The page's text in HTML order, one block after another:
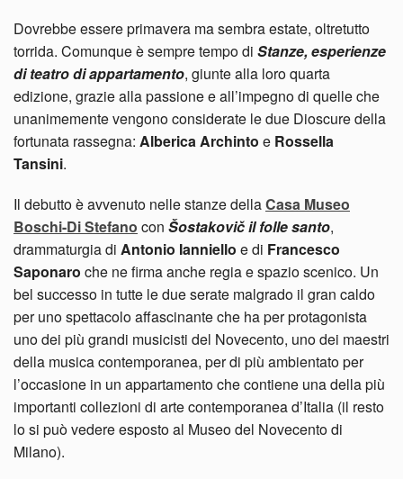
Dovrebbe essere primavera ma sembra estate, oltretutto
torrida. Comunque è sempre tempo di Stanze, esperienze
di teatro di appartamento, giunte alla loro quarta
edizione, grazie alla passione e all’impegno di quelle che
unanimemente vengono considerate le due Dioscure della
fortunata rassegna: Alberica Archinto e Rossella
Tansini.
Il debutto è avvenuto nelle stanze dellaCasa Museo
Boschi-Di Stefano con Šostakovič il folle santo,
drammaturgia di Antonio Ianniello e di Francesco
Saponaro che ne firma anche regia e spazio scenico. Un
bel successo in tutte le due serate malgrado il gran caldo
per uno spettacolo affascinante che ha per protagonista
uno dei più grandi musicisti del Novecento, uno dei maestri
della musica contemporanea, per di più ambientato per
l’occasione in un appartamento che contiene una della più
importanti collezioni di arte contemporanea d’Italia (il resto
lo si può vedere esposto al Museo del Novecento di
Milano).